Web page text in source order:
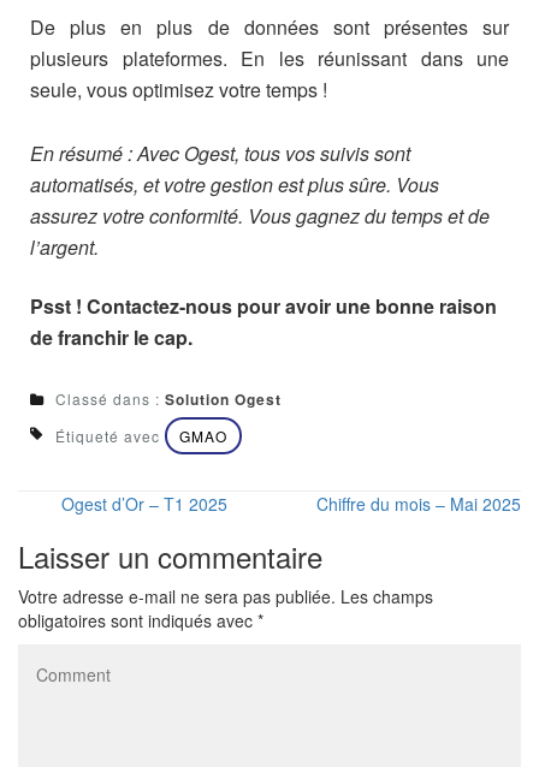
De plus en plus de données sont présentes sur
plusieurs plateformes. En les réunissant dans une
seule, vous optimisez votre temps !
En résumé : Avec Ogest, tous vos suivis sont
automatisés, et votre gestion est plus sûre. Vous
assurez votre conformité. Vous gagnez du temps et de
l’argent.
Psst ! Contactez-nous pour avoir une bonne raison
de franchir le cap.
Classé dans : Solution Ogest
Étiqueté avec GMAO
Ogest d’Or – T1 2025 Chiffre du mois – Mai 2025
Laisser un commentaire
Votre adresse e-mail ne sera pas publiée. Les champs
obligatoires sont indiqués avec *